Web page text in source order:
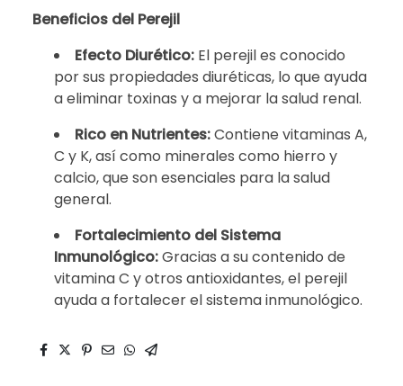
Beneficios del Perejil
Efecto Diurético: El perejil es conocido
por sus propiedades diuréticas, lo que ayuda
a eliminar toxinas y a mejorar la salud renal.
Rico en Nutrientes:Contiene vitaminas A,
C y K, así como minerales como hierro y
calcio, que son esenciales para la salud
general.
Fortalecimiento del Sistema
Inmunológico:Gracias a su contenido de
vitamina C y otros antioxidantes, el perejil
ayuda a fortalecer el sistema inmunológico.